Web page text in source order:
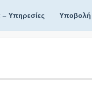
– Υπηρεσίες